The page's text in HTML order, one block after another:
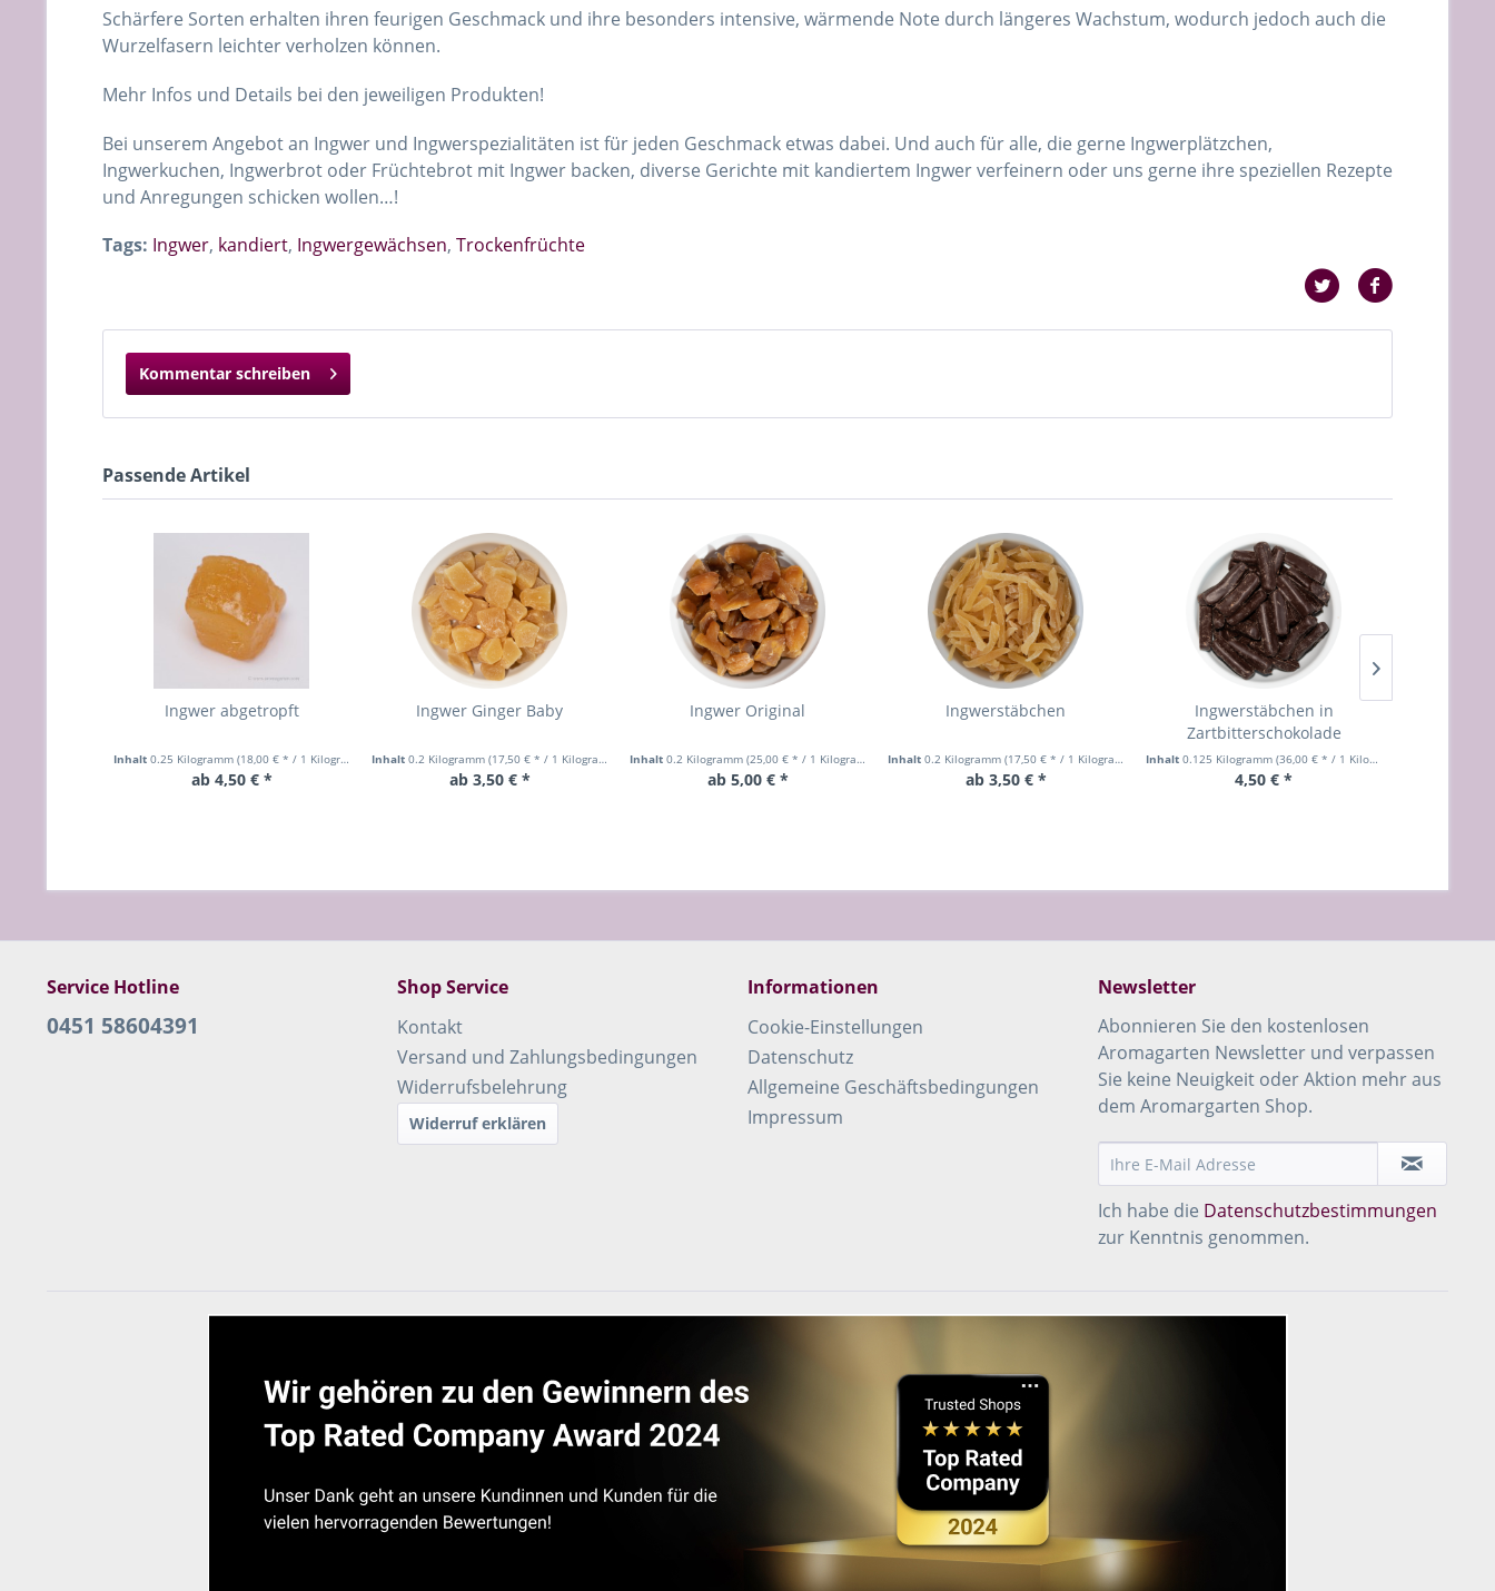
Schärfere Sorten erhalten ihren feurigen Geschmack und ihre besonders intensive, wärmende Note durch längeres Wachstum, wodurch jedoch auch die
Wurzelfasern leichter verholzen können.
Mehr Infos und Details bei den jeweiligen Produkten!
Bei unserem Angebot an Ingwer und Ingwerspezialitäten ist für jeden Geschmack etwas dabei. Und auch für alle, die gerne Ingwerplätzchen,
Ingwerkuchen, Ingwerbrot oder Früchtebrot mit Ingwer backen, diverse Gerichte mit kandiertem Ingwer verfeinern oder uns gerne ihre speziellen Rezepte
und Anregungen schicken wollen…!
Tags: Ingwer, kandiert, Ingwergewächsen, Trockenfrüchte
Kommentar schreiben
Passende Artikel
Ingwer abgetropft
Inhalt 0.25 Kilogramm (18,00 € * / 1 Kilogramm)
ab 4,50 € *
Ingwer Ginger Baby
Inhalt 0.2 Kilogramm (17,50 € * / 1 Kilogramm)
ab 3,50 € *
Ingwer Original
Inhalt 0.2 Kilogramm (25,00 € * / 1 Kilogramm)
ab 5,00 € *
Ingwerstäbchen
Inhalt 0.2 Kilogramm (17,50 € * / 1 Kilogramm)
ab 3,50 € *
Ingwerstäbchen in
Zartbitterschokolade
Inhalt 0.125 Kilogramm (36,00 € * / 1 Kilogramm)
4,50 € *
Service Hotline
0451 58604391
Shop Service
Kontakt
Versand und Zahlungsbedingungen
Widerrufsbelehrung
Widerruf erklären
Informationen
Cookie-Einstellungen
Datenschutz
Allgemeine Geschäftsbedingungen
Impressum
Newsletter
Abonnieren Sie den kostenlosen
Aromagarten Newsletter und verpassen
Sie keine Neuigkeit oder Aktion mehr aus
dem Aromargarten Shop.
Ich habe die Datenschutzbestimmungen
zur Kenntnis genommen.